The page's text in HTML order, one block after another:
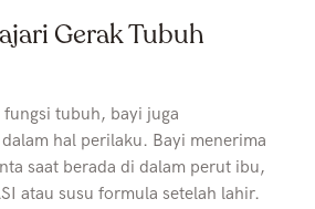
Gerak Tubuh
tubuh, bayi juga
hal perilaku. Bayi menerima
saat berada di dalam perut ibu,
atau susu formula setelah lahir.